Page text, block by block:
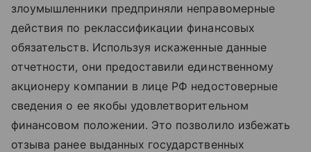
злоумышленники предприняли неправомерные
действия по реклассификации финансовых
обязательств. Используя искаженные данные
отчетности, они предоставили единственному
акционеру компании в лице РФ недостоверные
сведения о ее якобы удовлетворительном
финансовом положении. Это позволило избежать
отзыва ранее выданных государственных